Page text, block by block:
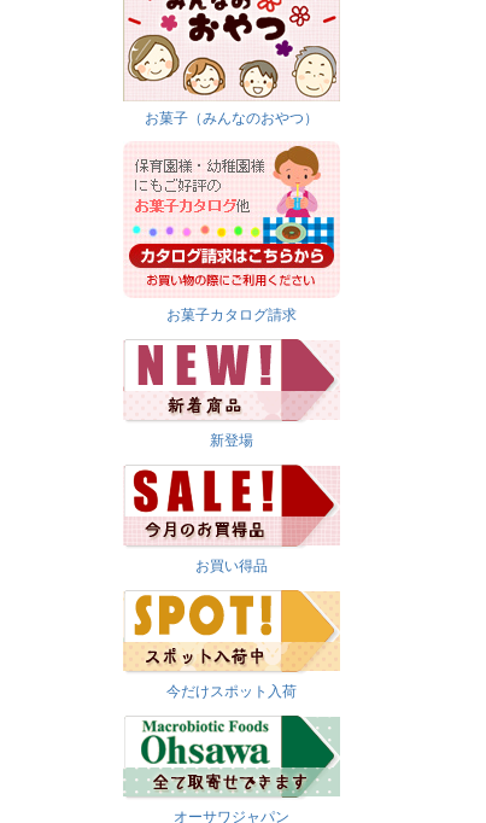
お菓子（みんなのおやつ）
お菓子カタログ請求
新登場
お買い得品
今だけスポット入荷
オーサワジャパン